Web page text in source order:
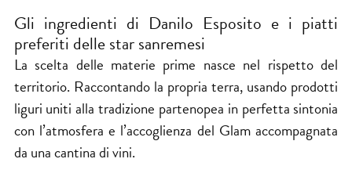
Gli ingredienti di Danilo Esposito e i piatti
preferiti delle star sanremesi
La scelta delle materie prime nasce nel rispetto del
territorio. Raccontando la propria terra, usando prodotti
liguri uniti alla tradizione partenopea in perfetta sintonia
con l’atmosfera e l’accoglienza del Glam accompagnata​
da una cantina di vini.